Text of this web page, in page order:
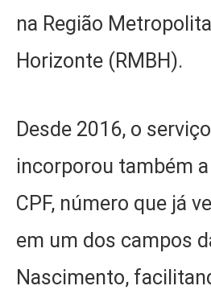
na Região
Horizonte (RMBH).
Desde 2016, o
incorporou também
CPF, número que já
em um dos campos
Nascimento,